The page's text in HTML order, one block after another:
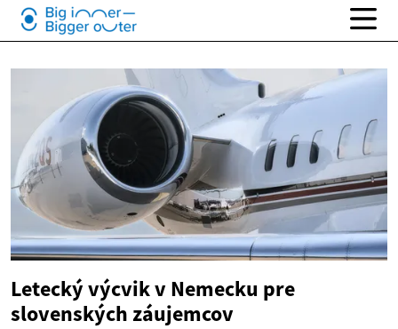
Letecký výcvik v Nemecku pre
slovenských záujemcov